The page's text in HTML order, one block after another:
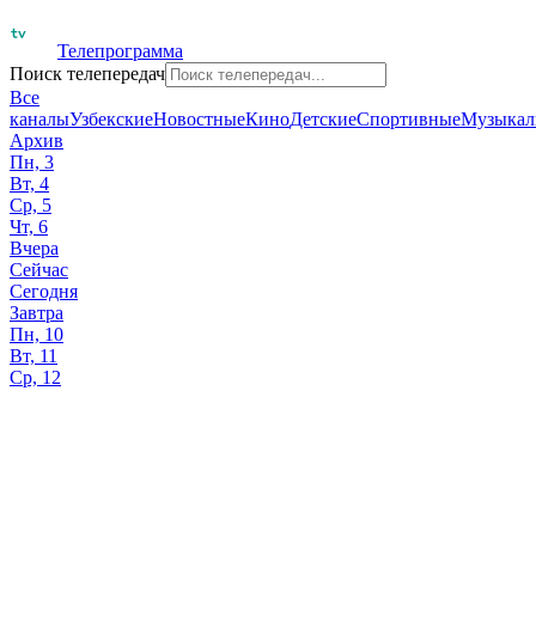
Телепрограмма
Поиск телепередач
Все
каналыУзбекскиеНовостныеКиноДетскиеСпортивные
Архив
Пн, 3
Вт, 4
Ср, 5
Чт, 6
Вчера
Сейчас
Сегодня
Завтра
Пн, 10
Вт, 11
Ср, 12